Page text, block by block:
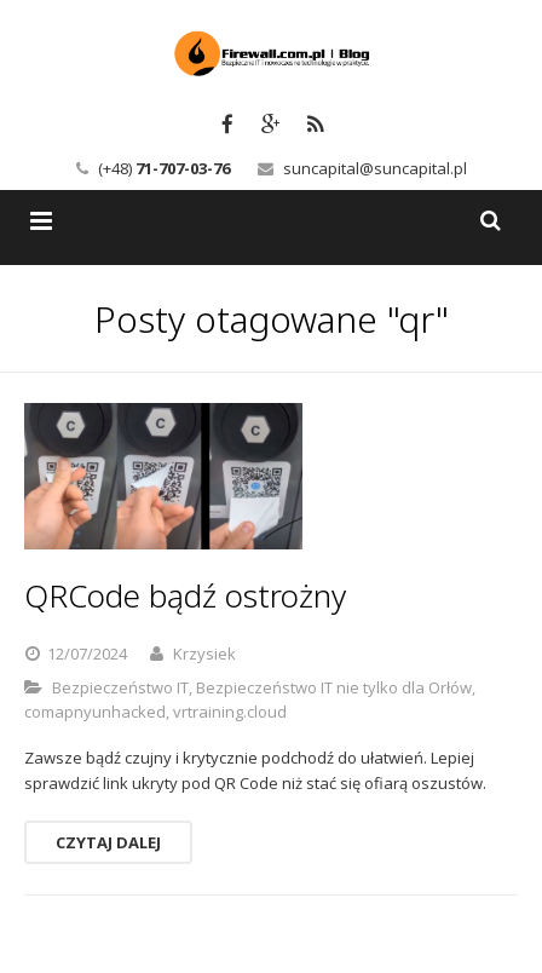
(+48) 71-707-03-76 suncapital@suncapital.pl
Backup-Solutions
Bezpieczeństwo IT
Kerio
Serwery pocztowe
Usługi
Newsletter
Szkolenia
Kontakt
Posty otagowane "qr"
QRCode bądź ostrożny
12/07/2024
Krzysiek
Bezpieczeństwo IT, Bezpieczeństwo IT nie tylko dla Orłów,
comapnyunhacked,vrtraining.cloud
Zawsze bądź czujny i krytycznie podchodź do ułatwień. Lepiej
sprawdzić link ukryty pod QR Code niż stać się ofiarą oszustów.
CZYTAJ DALEJ